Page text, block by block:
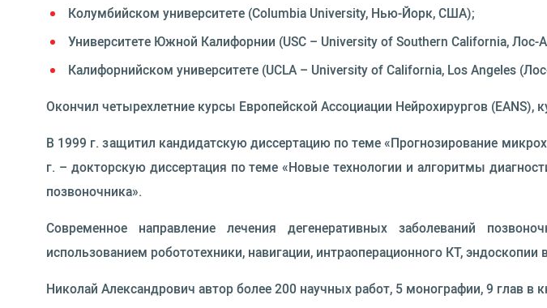
Колумбийском университете (Columbia University, Нью-Йорк, США);
Университете Южной Калифорнии (USC – University of Southern California,
Калифорнийском университете (UCLA – University of California, Los Angeles
Окончил четырехлетние курсы Европейской Ассоциации Нейрохирургов (EANS),
В 1999 г. защитил кандидатскую диссертацию по теме «Прогнозирование
г. – докторскую диссертация по теме «Новые технологии и алгоритмы
позвоночника».
Современное направление лечения дегенеративных заболеваний
использованием робототехники, навигации, интраоперационного КТ,
Николай Александрович автор более 200 научных работ, 5 монографии, 9 глав в